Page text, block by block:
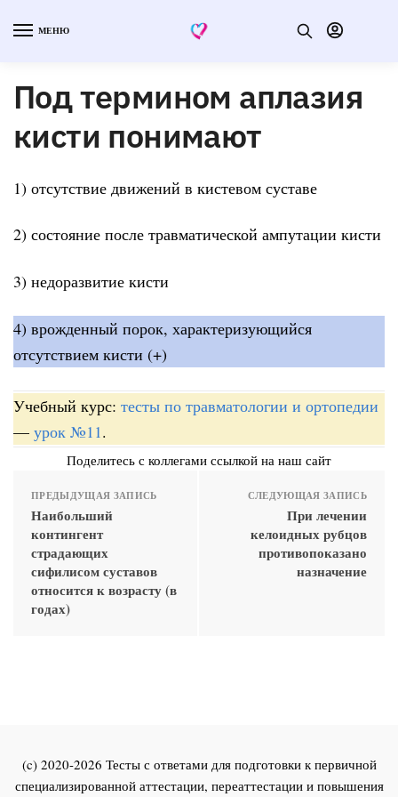
МЕНЮ
Под термином аплазия
кисти понимают
1) отсутствие движений в кистевом суставе
2) состояние после травматической ампутации кисти
3) недоразвитие кисти
4) врожденный порок, характеризующийся
отсутствием кисти (+)
Учебный курс: тесты по травматологии и ортопедии
— урок №11.
Поделитесь с коллегами ссылкой на наш сайт
ПРЕДЫДУЩАЯ ЗАПИСЬ
Наибольший
контингент
страдающих
сифилисом суставов
относится к возрасту (в
годах)
СЛЕДУЮЩАЯ ЗАПИСЬ
При лечении
келоидных рубцов
противопоказано
назначение
(c) 2020-2026 Тесты с ответами для подготовки к первичной
специализированной аттестации, переаттестации и повышения